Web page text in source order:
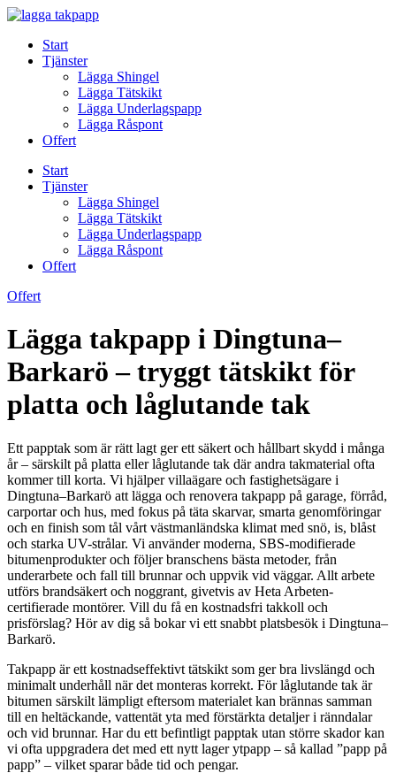
Skip
contentStart
Tjänster
Lägga Shingel
Lägga Tätskikt
Lägga Underlagspapp
Lägga Råspont
Offert
Start
Tjänster
Lägga Shingel
Lägga Tätskikt
Lägga Underlagspapp
Lägga Råspont
Offert
Offert
Lägga takpapp i Dingtuna–
Barkarö – tryggt tätskikt för
platta och låglutande tak
Ett papptak som är rätt lagt ger ett säkert och hållbart skydd i många
år – särskilt på platta eller låglutande tak där andra takmaterial ofta
kommer till korta. Vi hjälper villaägare och fastighetsägare i
Dingtuna–Barkarö att lägga och renovera takpapp på garage, förråd,
carportar och hus, med fokus på täta skarvar, smarta genomföringar
och en finish som tål vårt västmanländska klimat med snö, is, blåst
och starka UV-strålar. Vi använder moderna, SBS-modifierade
bitumenprodukter och följer branschens bästa metoder, från
underarbete och fall till brunnar och uppvik vid väggar. Allt arbete
utförs brandsäkert och noggrant, givetvis av Heta Arbeten-
certifierade montörer. Vill du få en kostnadsfri takkoll och
prisförslag? Hör av dig så bokar vi ett snabbt platsbesök i Dingtuna–
Barkarö.
Takpapp är ett kostnadseffektivt tätskikt som ger bra livslängd och
minimalt underhåll när det monteras korrekt. För låglutande tak är
bitumen särskilt lämpligt eftersom materialet kan brännas samman
till en heltäckande, vattentät yta med förstärkta detaljer i ränndalar
och vid brunnar. Har du ett befintligt papptak utan större skador kan
vi ofta uppgradera det med ett nytt lager ytpapp – så kallad ”papp på
papp” – vilket sparar både tid och pengar.